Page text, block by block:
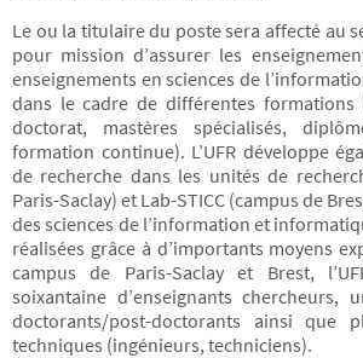
Le ou la titulaire du poste sera affecté au
pour mission d’assurer les
enseignements en sciences de
dans le cadre de différentes formations
doctorat, mastères spécialisés,
formation continue). L’UFR développe
de recherche dans les unités de
Paris-Saclay) et Lab-STICC (campus de
des sciences de l’information et
réalisées grâce à d’importants moyens
campus de Paris-Saclay et Brest,
soixantaine d’enseignants chercheurs,
doctorants/post-doctorants ainsi que
techniques (ingénieurs, techniciens).